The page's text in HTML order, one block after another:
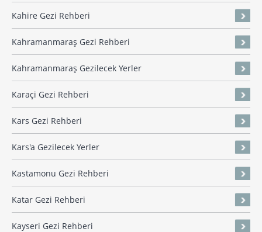
Kahire Gezi Rehberi
Kahramanmaraş Gezi Rehberi
Kahramanmaraş Gezilecek Yerler
Karaçi Gezi Rehberi
Kars Gezi Rehberi
Kars'a Gezilecek Yerler
Kastamonu Gezi Rehberi
Katar Gezi Rehberi
Kayseri Gezi Rehberi